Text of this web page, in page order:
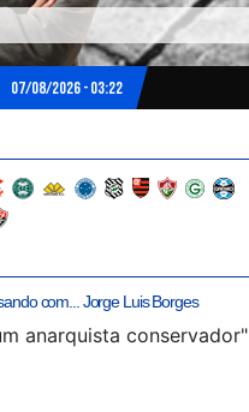
07/08/2026 - 03:22
com... Jorge Luis Borges
anarquista conservador"